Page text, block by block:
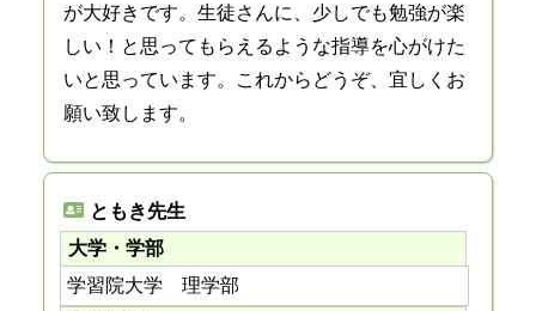
が大好きです。生徒さんに、少しでも勉強が楽
しい！と思ってもらえるような指導を心がけた
いと思っています。これからどうぞ、宜しくお
願い致します。
ともき先生
大学・学部
学習院大学 理学部